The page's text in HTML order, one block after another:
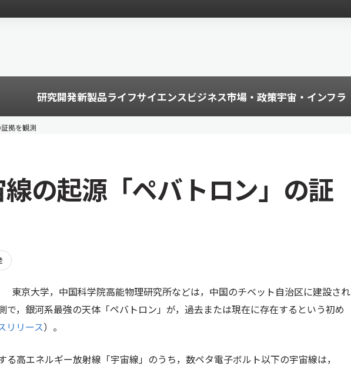
研究開発新製品ライフサイエンスビジネス市場・政策宇宙・インフラ
拠を観測
の起源「ペバトロン」の証
東京大学，中国科学院高能物理研究所などは，中国のチベット自治区に建設され
で，銀河系最強の天体「ペバトロン」が，過去または現在に存在するという初め
リリース）。
高エネルギー放射線「宇宙線」のうち，数ペタ電子ボルト以下の宇宙線は，